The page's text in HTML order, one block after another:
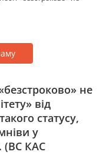
не
від
статусу,
у
(ВС КАС